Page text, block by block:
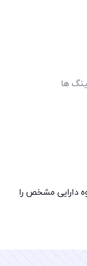
ها
دارایی مشخص را